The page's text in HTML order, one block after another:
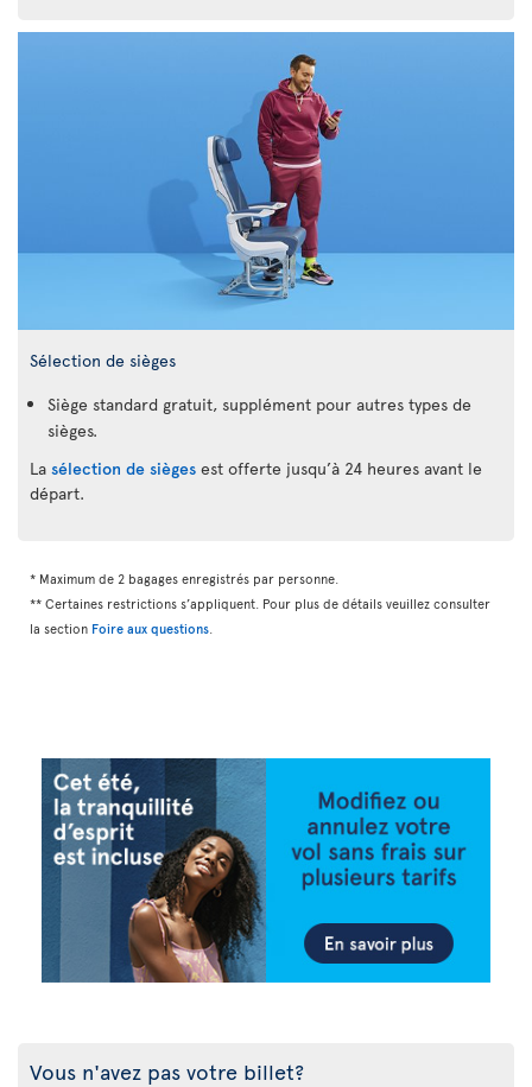
Sélection de sièges
Siège standard gratuit, supplément pour autres types de
sièges.
La sélection de sièges est offerte jusqu’à 24 heures avant le
départ.
* Maximum de 2 bagages enregistrés par personne.
** Certaines restrictions s’appliquent. Pour plus de détails veuillez consulter
la section Foire aux questions
Vous n'avez pas votre billet?